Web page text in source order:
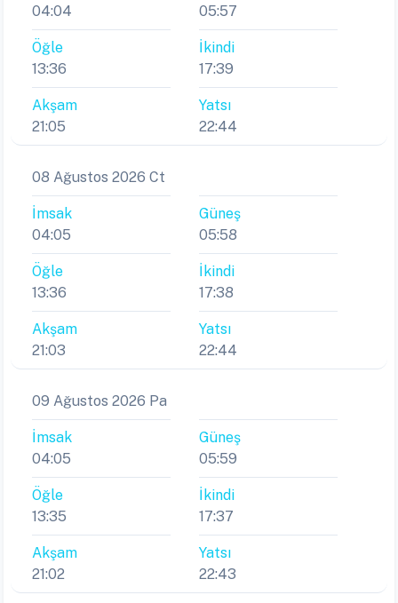
04:04
05:57
Öğle
13:36
İkindi
17:39
Akşam
21:05
Yatsı
22:44
08 Ağustos 2026 Ct
İmsak
04:05
Güneş
05:58
Öğle
13:36
İkindi
17:38
Akşam
21:03
Yatsı
22:44
09 Ağustos 2026 Pa
İmsak
04:05
Güneş
05:59
Öğle
13:35
İkindi
17:37
Akşam
21:02
Yatsı
22:43